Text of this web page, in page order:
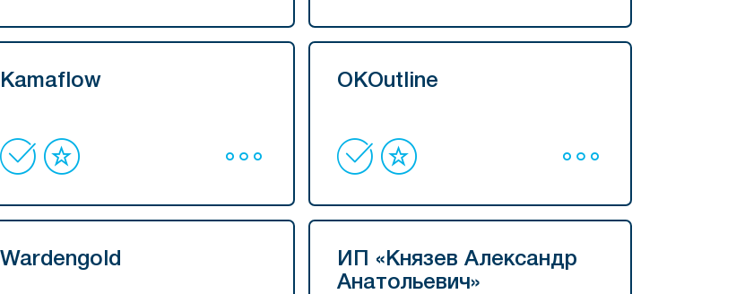
Kamaflow OKOutline
Wardengold
ИП «Князев Александр
Анатольевич»